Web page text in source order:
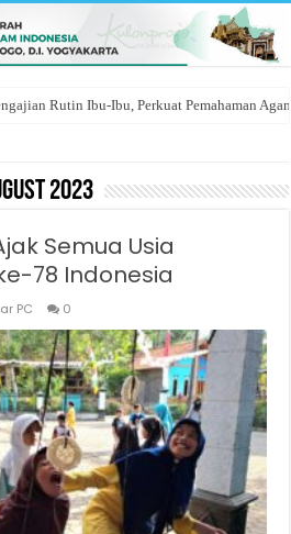
Rutin Ibu-Ibu, Perkuat Pemahaman
2023
Semua Usia
78 Indonesia
PC 0